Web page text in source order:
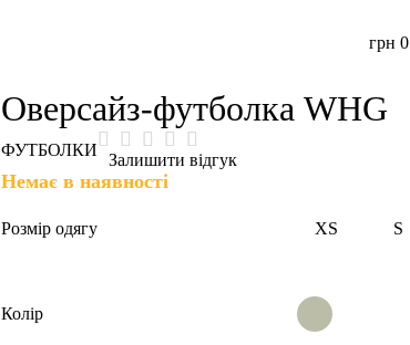
грн 0
Оверсайз-футболка WHG
ФУТБОЛКИ
Залишити відгук
Немає в наявності
Розмір одягу XS S
Колір